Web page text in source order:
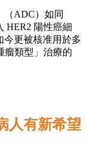
（ADC）如同
HER2 陽性癌細
今更被核准用於多
瘤類型」治療的
人有新希望